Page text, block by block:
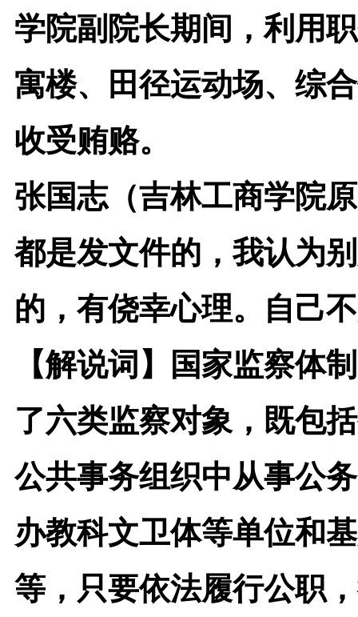
学院副院长期间，利用
寓楼、田径运动场、综
收受贿赂。
张国志（吉林工商学院
都是发文件的，我认为
的，有侥幸心理。自己
【解说词】
国家监察体
了六类监察对象，既包
公共事务组织中从事公
办教科文卫体等单位和
等，只要依法履行公职